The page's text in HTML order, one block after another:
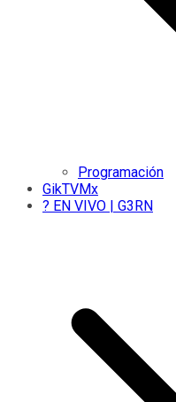
Programación
GikTVMx
? EN VIVO | G3RN